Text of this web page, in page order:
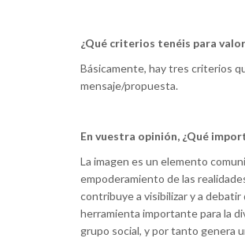
¿Qué criterios tenéis para
Básicamente, hay tres criterios
mensaje/propuesta.
En vuestra opinión, ¿Qué
La imagen es un elemento
empoderamiento de las
contribuye a visibilizar y a
herramienta importante para la
grupo social, y por tanto genera